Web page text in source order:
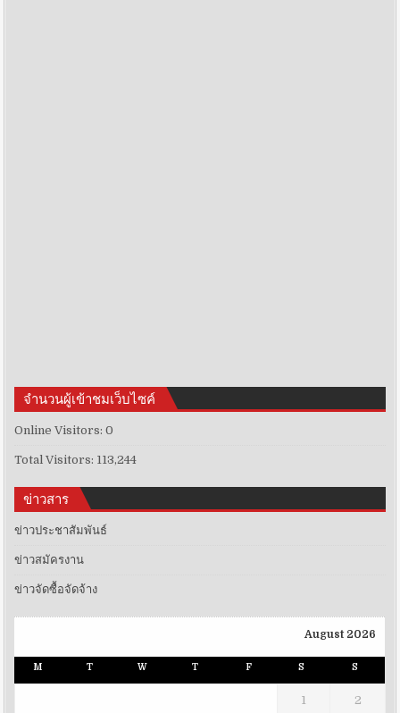
จำนวนผู้เข้าชมเว็บไซค์
Online Visitors:0
Total Visitors: 113,244
ข่าวสาร
ข่าวประชาสัมพันธ์
ข่าวสมัครงาน
ข่าวจัดซื้อจัดจ้าง
August 2026
M T W T F S S
1 2